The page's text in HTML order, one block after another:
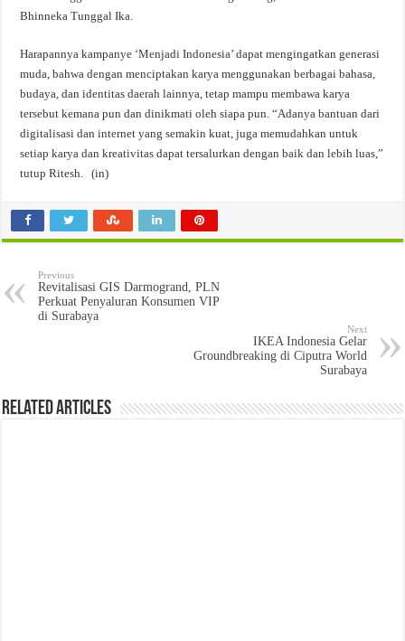
Bhinneka Tunggal Ika.
Harapannya kampanye ‘Menjadi Indonesia’ dapat mengingatkan generasi
muda, bahwa dengan menciptakan karya menggunakan berbagai bahasa,
budaya, dan identitas daerah lainnya, tetap mampu membawa karya
tersebut kemana pun dan dinikmati oleh siapa pun. “Adanya bantuan dari
digitalisasi dan internet yang semakin kuat, juga memudahkan untuk
setiap karya dan kreativitas dapat tersalurkan dengan baik dan lebih luas,”
tutup Ritesh. (in)
Previous
Revitalisasi GIS Darmogrand, PLN
Perkuat Penyaluran Konsumen VIP
di Surabaya
Next
IKEA Indonesia Gelar
Groundbreaking di Ciputra World
Surabaya
Related Articles